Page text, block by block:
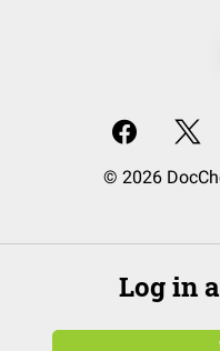
© 2026
Log in